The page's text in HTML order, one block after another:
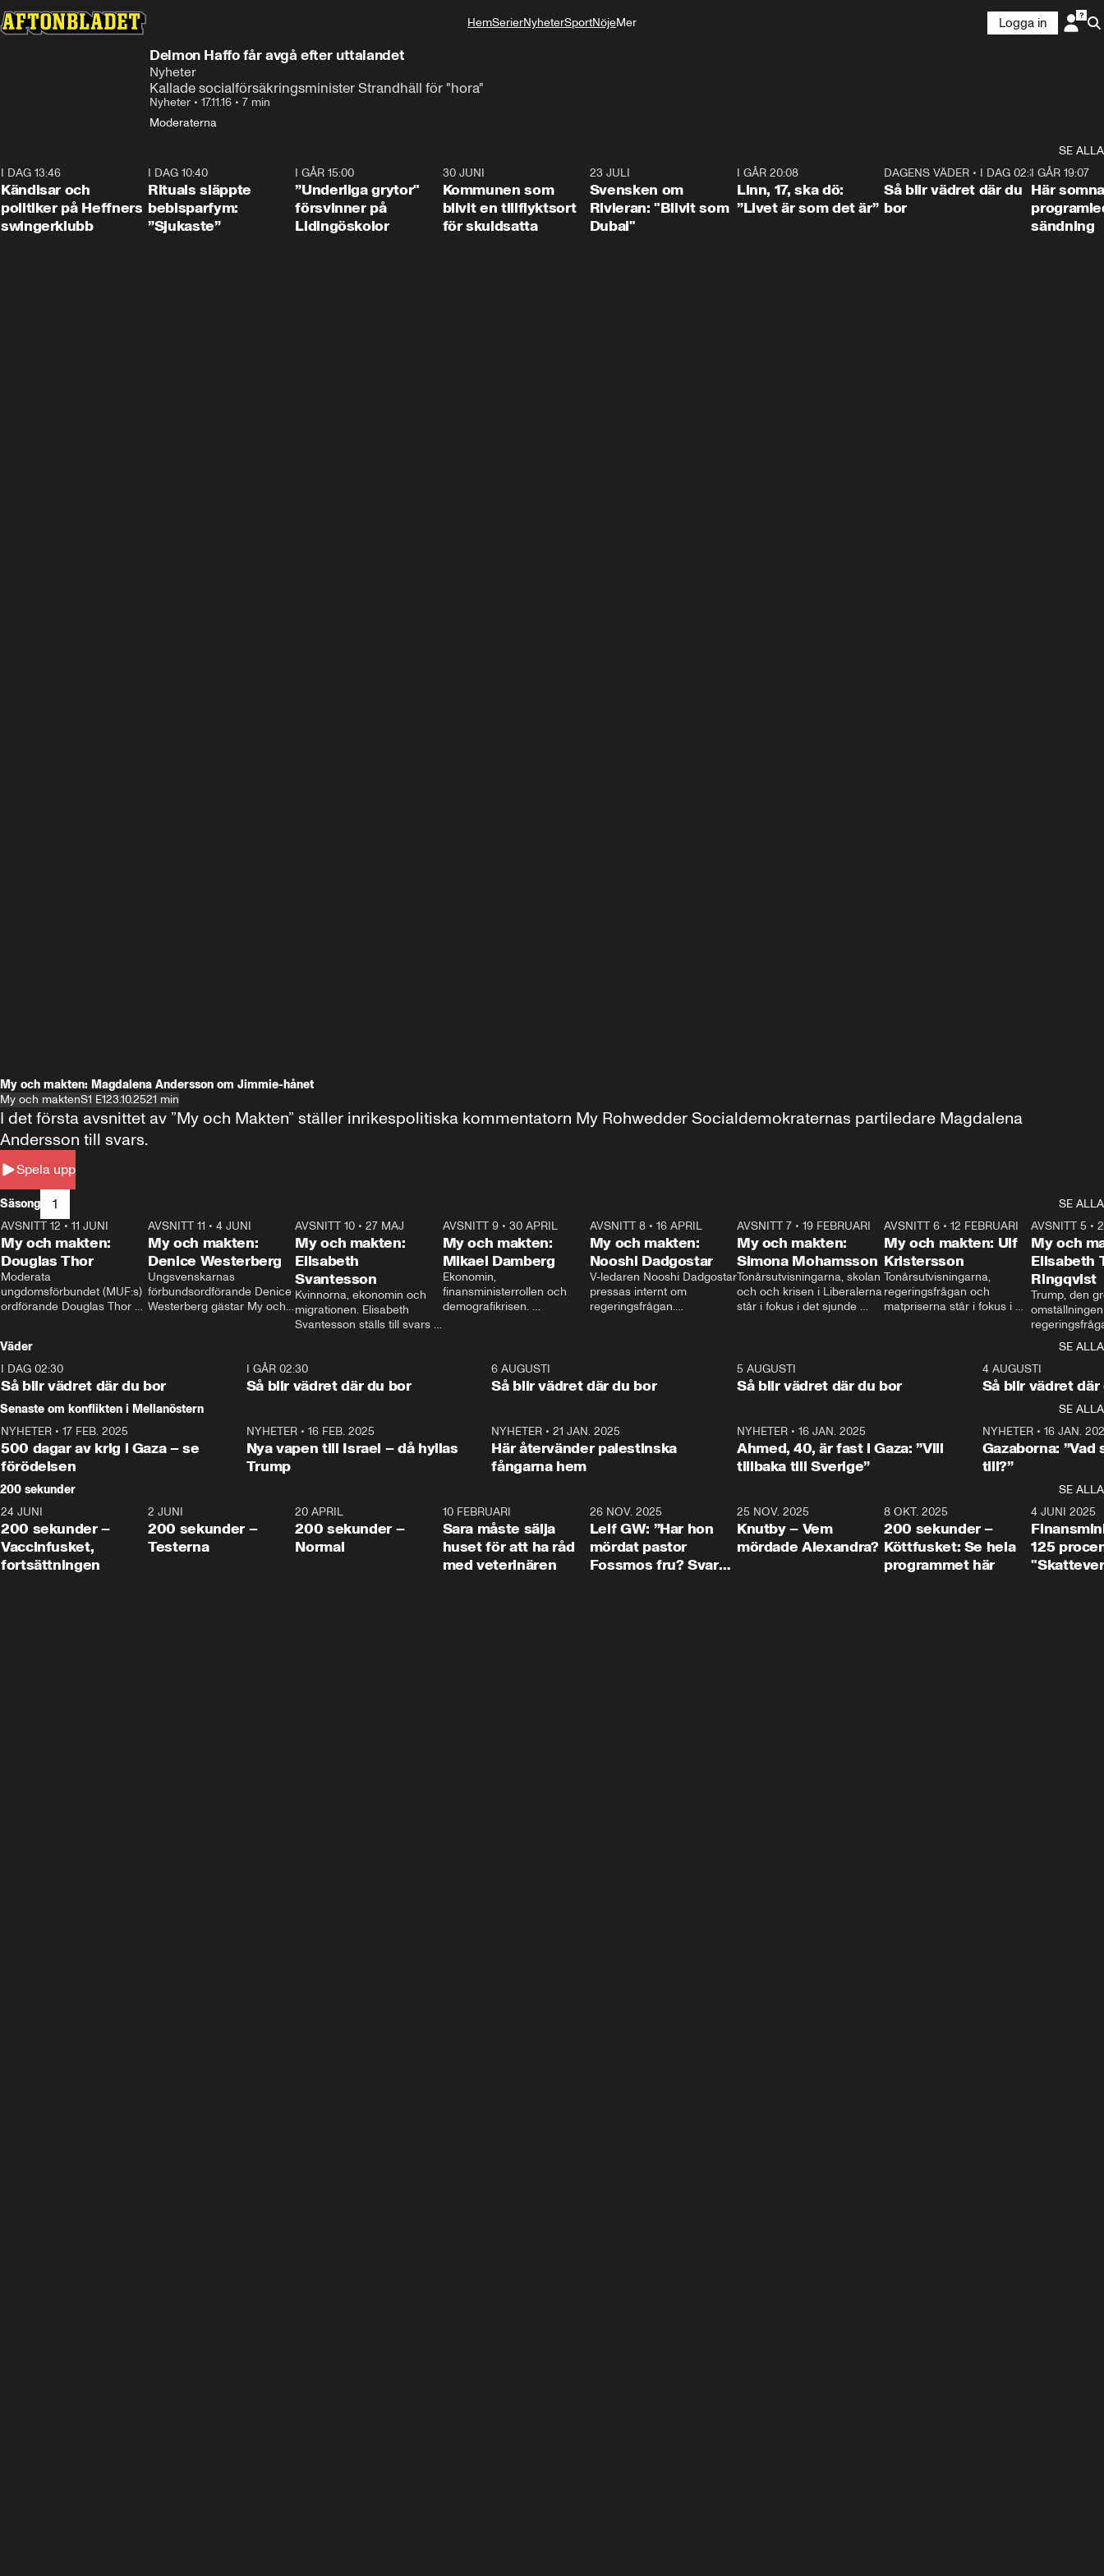
HemSerierNyheterSportNöjeMer
Logga in
Delmon Haffo får avgå efter uttalandet
Nyheter
Kallade socialförsäkringsminister Strandhäll för "hora"
Nyheter • 17.11.16 • 7 min
Moderaterna
SE ALLA
I DAG 13:46
Kändisar och
politiker på Heffners
swingerklubb
I DAG 10:40
Rituals släppte
bebisparfym:
”Sjukaste”
I GÅR 15:00
”Underliga grytor"
försvinner på
Lidingöskolor
30 JUNI
Kommunen som
blivit en tillflyktsort
för skuldsatta
23 JULI
Svensken om
Rivieran: "Blivit som
Dubai"
I GÅR 20:08
Linn, 17, ska dö:
”Livet är som det är”
1:06
DAGENS VÄDER • I DAG 02:30
Så blir vädret där du
bor
I GÅR 19:07
Här
sändning
My och makten: Magdalena Andersson om Jimmie-hånet
My och maktenS1 E123.10.2521 min
Spela upp
I det första avsnittet av ”My och Makten” ställer inrikespolitiska kommentatorn My Rohwedder Socialdemokraternas partiledare Magdalena
Andersson till svars.
Säsong 1
SE ALLA
26:27
AVSNITT 12 • 11 JUNI
My och makten:
Douglas Thor
Moderata
ungdomsförbundet (MUF:s)
ordförande Douglas Thor
tonårsutvisningarna och hur
Moderaterna ska locka
väljare till valet i höst.
23:40
AVSNITT 11 •4 JUNI
My och makten:
Denice Westerberg
Ungsvenskarnas
förbundsordförande Denice
Westerberg gästar My och
AVSNITT 10 •27 MAJ
My och makten:
Elisabeth
Svantesson
Kvinnorna, ekonomin och
migrationen. Elisabeth
Svantesson ställs till svars
AVSNITT 9• 30 APRIL
My och makten:
Mikael Damberg
Ekonomin,
finansministerrollen och
demografikrisen.
och Makten.
AVSNITT 8• 16 APRIL
My och makten:
Nooshi Dadgostar
V-ledaren Nooshi Dadgostar
pressas internt om
regeringsfrågan.
– Vi ställer upp i val. Ska vi
vara med så sitter vi förstås
24:30
AVSNITT 7• 19 FEBRUARI
My och makten:
Simona Mohamsson
Tonårsutvisningarna, skolan
och och krisen i Liberalerna
står i fokus i det sjunde
kommentator My
Rohwedder ställer
utbildnings- och
Mohamsson till svars.
27:30
AVSNITT 6 •12 FEBRUARI
My och makten: Ulf
Kristersson
Tonårsutvisningarna,
regeringsfrågan och
matpriserna står i fokus i
Rohwedder ställer
statsminister Ulf Kristersson
AVSNITT 5 •
My och
Elisabeth
Ringqvist
Trump, den
centrum i
avsnittet av
Makten”. Se
Aftonbladets
Rohwedder
Thand Ring
Väder
SE ALLA
I DAG 02:30
Så blir vädret där du bor
1:06
I GÅR 02:30
Så blir vädret där du bor
6 AUGUSTI
Så blir vädret där du bor
5 AUGUSTI
Så blir vädret där du bor
4 AUGUSTI
Så blir vädret där
Senaste om konflikten i Mellanöstern
SE ALLA
NYHETER • 17 FEB. 2025
500 dagar av krig i Gaza – se
förödelsen
NYHETER• 16 FEB. 2025
Nya vapen till Israel – då hyllas
Trump
NYHETER •21 JAN. 2025
Här återvänder palestinska
fångarna hem
NYHETER• 16 JAN. 2025
Ahmed, 40, är fast i Gaza: ”Vill
tillbaka till Sverige”
NYHETER• 16 JAN.
Gazaborna:
till?”
200 sekunder
SE ALLA
5:00
24 JUNI
200 sekunder –
Vaccinfusket,
fortsättningen
4:23
2 JUNI
200 sekunder –
Testerna
20 APRIL
200 sekunder –
Normal
10 FEBRUARI
Sara måste sälja
huset för att ha råd
med veterinären
26 NOV. 2025
Leif GW: ”Har hon
mördat pastor
Fossmos fru? Svar
31:05
25 NOV. 2025
Knutby – Vem
mördade Alexandra?
4:29
8 OKT. 2025
200 sekunder –
Köttfusket: Se hela
programmet här
4 JUNI 2025
125